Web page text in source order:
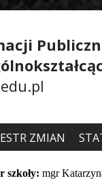
ZMIAN
szkoły: mgr